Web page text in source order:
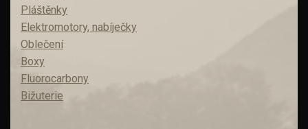
Pláštěnky
Elektromotory, nabíječky
Oblečení
Boxy
Fluorocarbony
Bižuterie